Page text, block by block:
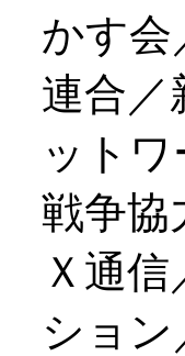
かす会
連合／
ット
戦争協
Ｘ通
ショ